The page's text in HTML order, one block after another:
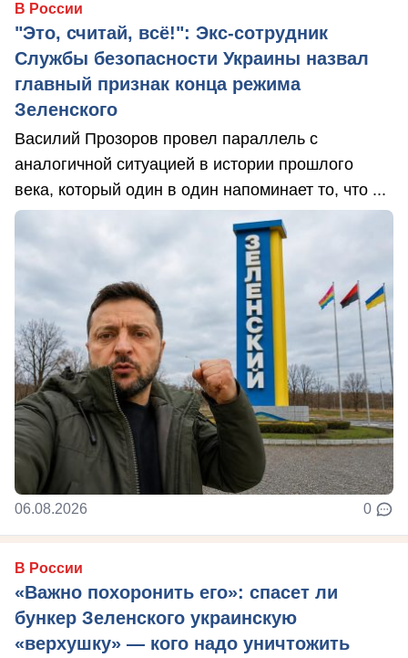
В России
"Это, считай, всё!": Экс-сотрудник
Службы безопасности Украины назвал
главный признак конца режима
Зеленского
Василий Прозоров провел параллель с
аналогичной ситуацией в истории прошлого
века, который один в один напоминает то, что ...
06.08.2026 0
В России
«Важно похоронить его»: спасет ли
бункер Зеленского украинскую
«верхушку» — кого надо уничтожить